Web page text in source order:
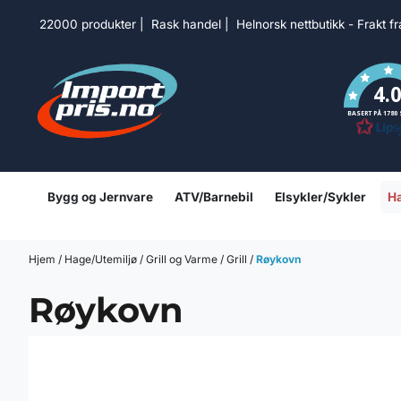
Hopp til innhold
22000 produkter | Rask handel | Helnorsk nettbutikk - Frakt
4.0
BASERT PÅ 1780
Bygg og Jernvare ATV/Barnebil Elsykler/Sykler
Hjem / Hage/Utemiljø / Grill og Varme / Grill / Røykovn
Røykovn